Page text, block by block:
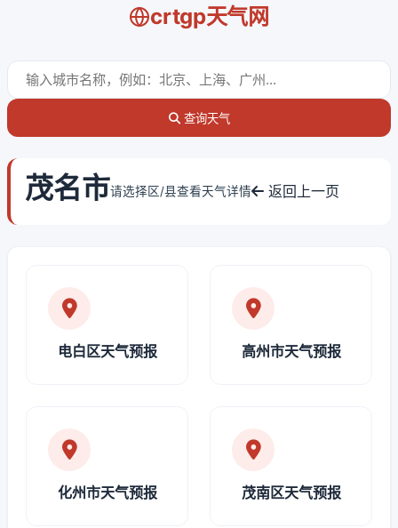
crtgp天气网
查询天气
茂名市请选择区/县查看天气详情 返回上一页
电白区天气预报 高州市天气预报
化州市天气预报 茂南区天气预报